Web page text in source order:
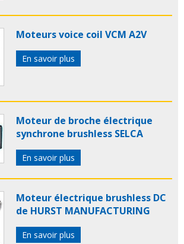
Moteurs voice coil VCM A2V
En savoir plus
Moteur de broche électrique
synchrone brushless SELCA
En savoir plus
Moteur électrique brushless DC
de HURST MANUFACTURING
En savoir plus